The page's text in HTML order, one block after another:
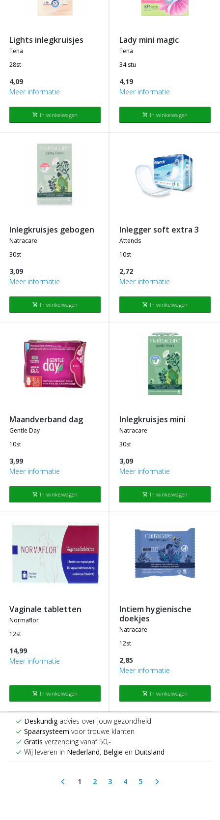
lights inlegkruisjes
tena
28st
4,09
Meer informatie
shopping_cart In winkelwagen
lady mini magic
tena
34 stu
4,19
Meer informatie
shopping_cart In winkelwagen
inlegkruisjes gebogen
natracare
30st
3,09
Meer informatie
shopping_cart In winkelwagen
inlegger soft extra 3
attends
10st
2,72
Meer informatie
shopping_cart In winkelwagen
maandverband dag
gentle day
10st
3,99
Meer informatie
shopping_cart In winkelwagen
inlegkruisjes mini
natracare
30st
3,09
Meer informatie
shopping_cart In winkelwagen
vaginale tabletten
normaflor
12st
14,99
Meer informatie
shopping_cart In winkelwagen
intiem hygienische
doekjes
natracare
12st
2,85
Meer informatie
shopping_cart In winkelwagen
check Deskundigadvies over jouw gezondheid
check Spaarsysteem voor trouwe klanten
check Gratis verzending vanaf 50,-
check Wij leveren in Nederland, België en Duitsland
arrow_back_ios 1(current)
2 3 4 5 arrow_forward_ios